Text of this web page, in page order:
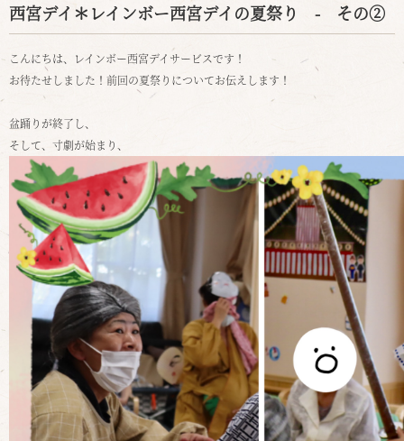
西宮デイ＊レインボー西宮デイの夏祭り - その②
こんにちは、レインボー西宮デイサービスです！
お待たせしました！前回の夏祭りについてお伝えします！
盆踊りが終了し、
そして、寸劇が始まり、